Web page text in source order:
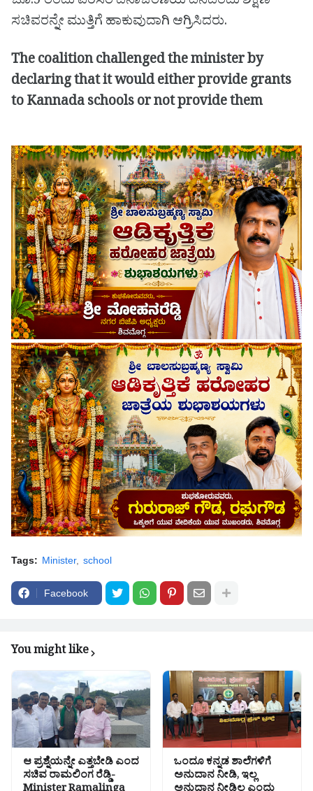
ಸಚಿವರನ್ನೇ‌ ಮುತ್ತಿಗೆ ಹಾಕುವುದಾಗಿ ಆಗ್ರಿಸಿದರು.
The coalition challenged the minister by
declaring that it would either provide grants
to Kannada schools or not provide them
Tags: Minister school
Facebook
You might like
ಆ ಪ್ರಶ್ನೆಯನ್ನೇ ಎತ್ತಬೇಡಿ ಎಂದ
ಸಚಿವ ರಾಮಲಿಂಗ ರೆಡ್ಡಿ-
ಒಂದೂ ಕನ್ನಡ ಶಾಲೆಗಳಿಗೆ
ಅನುದಾನ ನೀಡಿ, ಇಲ್ಲ